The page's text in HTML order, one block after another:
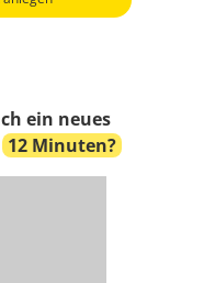
ein neues
12 Minuten?